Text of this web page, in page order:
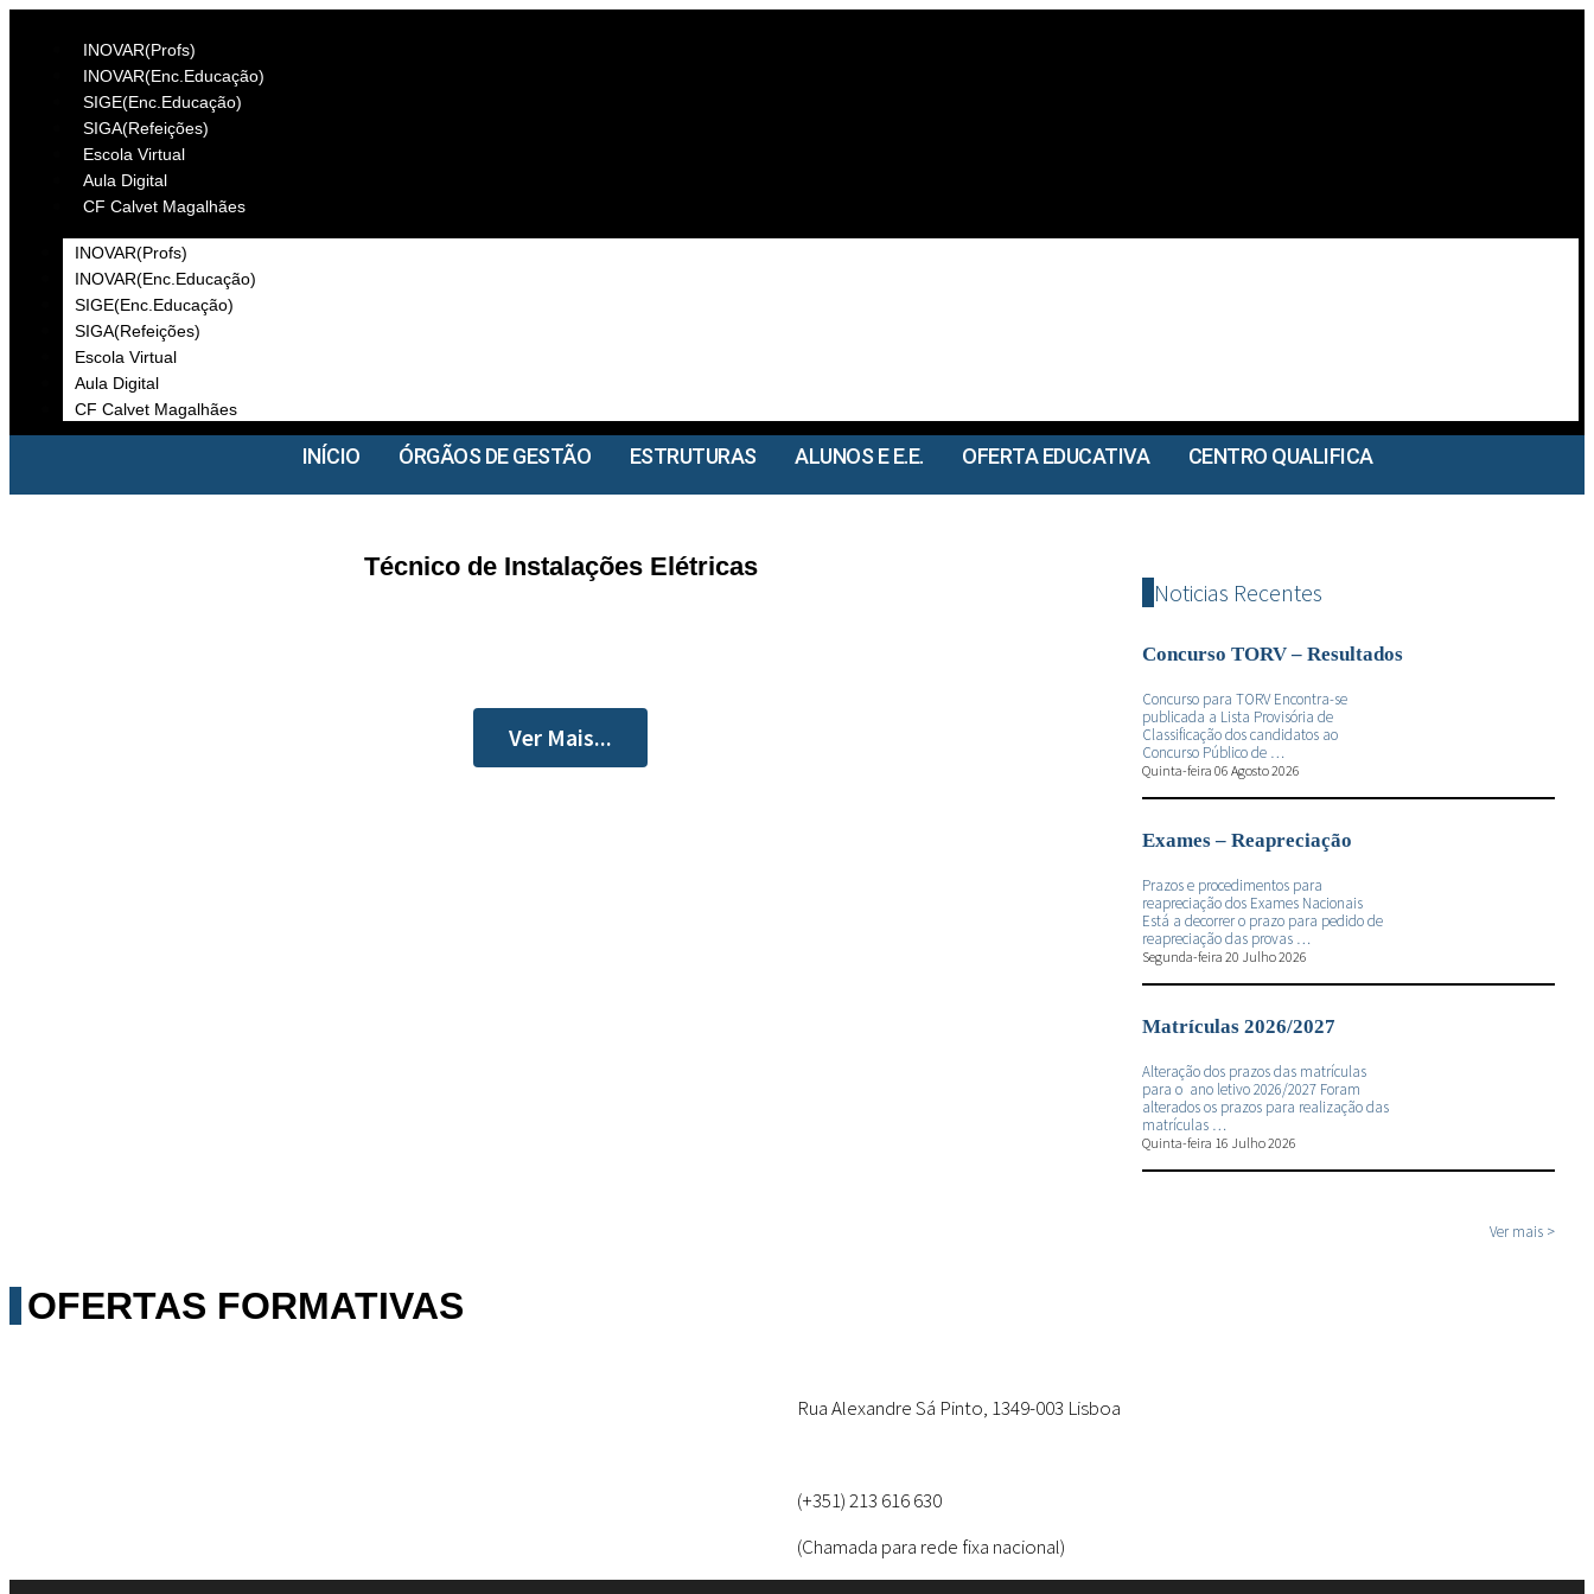
INOVAR(Profs)
INOVAR(Enc.Educação)
SIGE(Enc.Educação)
SIGA(Refeições)
Escola Virtual
Aula Digital
CF Calvet Magalhães
INOVAR(Profs)
INOVAR(Enc.Educação)
SIGE(Enc.Educação)
SIGA(Refeições)
Escola Virtual
Aula Digital
CF Calvet Magalhães
INÍCIO ÓRGÃOS DE GESTÃO ESTRUTURAS ALUNOS E E.E. OFERTA EDUCATIVA CENTRO QUALIFICA
Técnico de Instalações Elétricas
Ver Mais...
Noticias Recentes
Concurso TORV – Resultados
Concurso para TORV Encontra-se
publicada a Lista Provisória de
Classificação dos candidatos ao
Concurso Público de …
Quinta-feira 06 Agosto 2026
Exames – Reapreciação
Prazos e procedimentos para
reapreciação dos Exames Nacionais
Está a decorrer o prazo para pedido de
reapreciação das provas …
Segunda-feira 20 Julho 2026
Matrículas 2026/2027
Alteração dos prazos das matrículas
para o ano letivo 2026/2027 Foram
alterados os prazos para realização das
matrículas …
Quinta-feira 16 Julho 2026
Ver mais >
OFERTAS FORMATIVAS
Rua Alexandre Sá Pinto, 1349-003 Lisboa
(+351) 213 616 630
(Chamada para rede fixa nacional)